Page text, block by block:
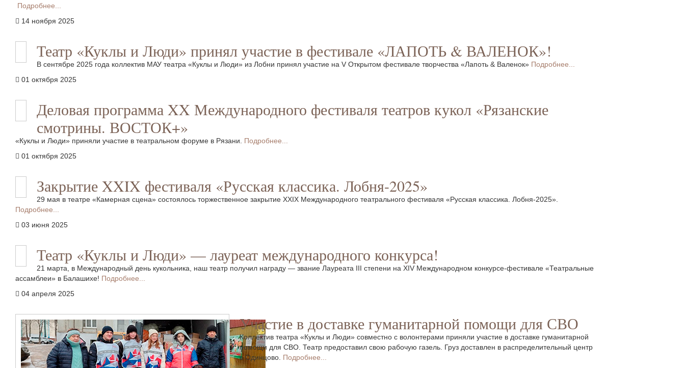
Подробнее...
14 ноября 2025
Театр «Куклы и Люди» принял участие в фестивале «ЛАПОТЬ & ВАЛЕНОК»!
В сентябре 2025 года коллектив МАУ театра «Куклы и Люди» из Лобни принял участие на V Открытом фестивале творчества «Лапоть & Валенок» Подробнее...
01 октября 2025
Деловая программа XX Международного фестиваля театров кукол «Рязанские
смотрины. ВОСТОК+»
«Куклы и Люди» приняли участие в театральном форуме в Рязани. Подробнее...
01 октября 2025
Закрытие XXIX фестиваля «Русская классика. Лобня-2025»
29 мая в театре «Камерная сцена» состоялось торжественное закрытие XXIX Международного театрального фестиваля «Русская классика. Лобня-2025».
Подробнее...
03 июня 2025
Театр «Куклы и Люди» — лауреат международного конкурса!
21 марта, в Международный день кукольника, наш театр получил награду — звание Лауреата III степени на XIV Международном конкурсе-фестивале «Театральные
ассамблеи» в Балашихе! Подробнее...
04 апреля 2025
Участие в доставке гуманитарной помощи для СВО
Коллектив театра «Куклы и Люди» совместно с волонтерами приняли участие в доставке гуманитарной
помощи для СВО. Театр предоставил свою рабочую газель. Груз доставлен в распределительный центр
в Одинцово. Подробнее...